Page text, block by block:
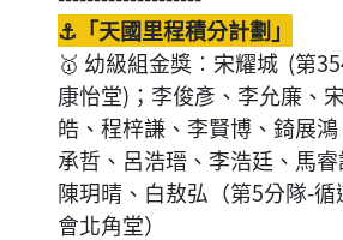
⚓「天國里程積分計劃」
🥇 幼級組金獎︰宋耀城 (第
康怡堂)；李俊彥、李允廉、
皓、程梓謙、李賢博、錡展
承哲、呂浩瑨、李浩廷、馬睿
陳玥晴、白敖弘（第5分隊-
會北角堂）